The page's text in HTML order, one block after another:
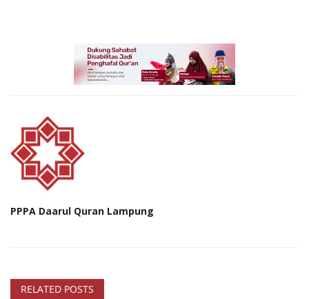
PPPA Daarul Quran Lampung
RELATED POSTS